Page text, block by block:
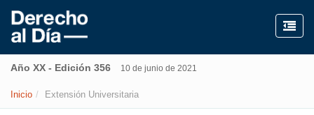
Año XX - Edición 356 10 de junio de 2021
Inicio Extensión Universitaria